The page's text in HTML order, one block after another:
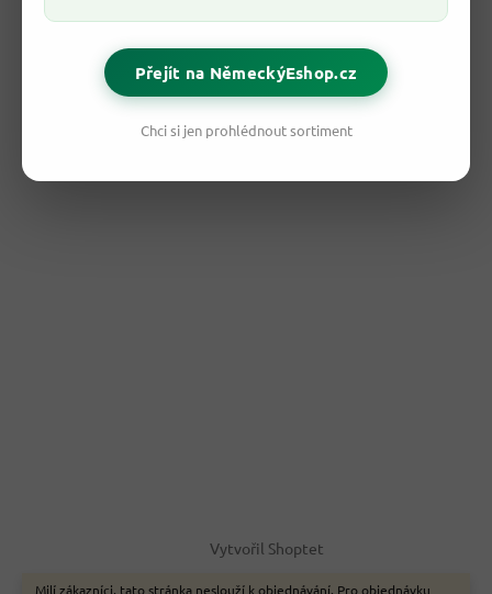
Přejít na NěmeckýEshop.cz
Chci si jen prohlédnout sortiment
Milí zákazníci, tato stránka neslouží k objednávání. Pro objednávku
Vytvořil Shoptet